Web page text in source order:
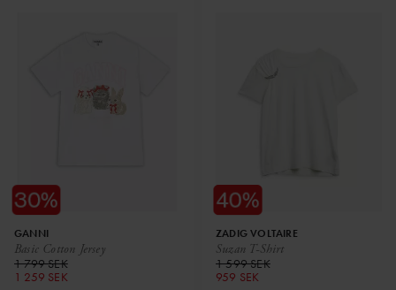
Basic Cotton Jersey
GANNI
1 799 SEK
1 259 SEK
Suzan T-Shirt
ZADIG VOLTAIRE
1 599 SEK
959 SEK